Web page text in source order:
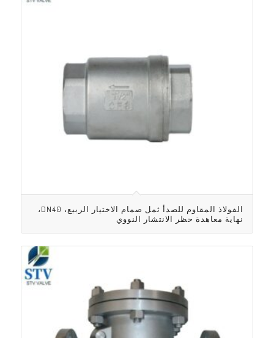
الفولاذ المقاوم للصدأ ثمل صمام الاختيار الربيع، DN40،
نهاية معاهدة حظر الانتشار النووي